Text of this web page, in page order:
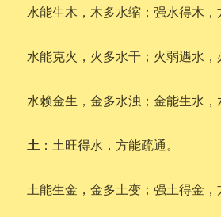
水能生木，木多水缩；强水得木，
水能克火，火多水干；火弱遇水，
水赖金生，金多水浊；金能生水，
土 ：土旺得水，方能疏通。
土能生金，金多土变；强土得金，